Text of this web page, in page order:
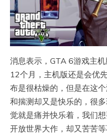
消息表示，GTA 6游戏主
12个月，主机版还是会优
布是很枯燥的，但是在这
和揣测却又是快乐的，很
觉就是痛并快乐着，我们
开放世界大作，却又苦苦